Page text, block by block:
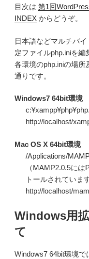
目次は 第1回
INDEX からどうぞ。
日本語などマルチバ
定ファイルphp.iniを編
各環境のphp.iniの場
通りです。
Windows7 64bit環境
http://localhost/
Mac OS X 64bit環境
/Applications/
（MAMP2.0.5に
トールされていま
http://localhost/
Windows用
て
Windows7 64bit環境で